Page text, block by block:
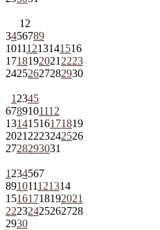
1 2
3456789
10111213141516
1718192021 2223
24252627282930
1 2345
6789101112
13141516171819
2021 2223242526
2728293031
1 234567
891011121314
15161718192021
22232425262728
2930